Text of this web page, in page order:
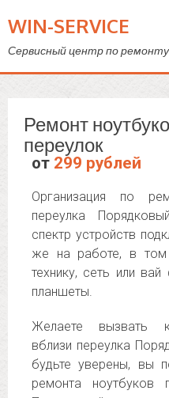
WIN-SERVICE
Сервисный центр по
Ремонт
переулок
от 299 рублей
Организация по
переулка
спектр устройств
же на работе, в том
технику, сеть или
планшеты.
Желаете вызвать
вблизи переулка
будьте уверены, вы
ремонта ноутбуков